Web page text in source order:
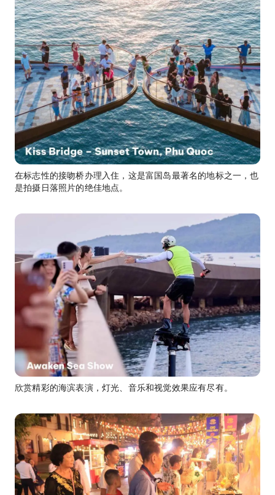
在标志性的接吻桥办理入住，这是富国岛最著名的地标之一，也
是拍摄日落照片的绝佳地点。
欣赏精彩的海滨表演，灯光、音乐和视觉效果应有尽有。